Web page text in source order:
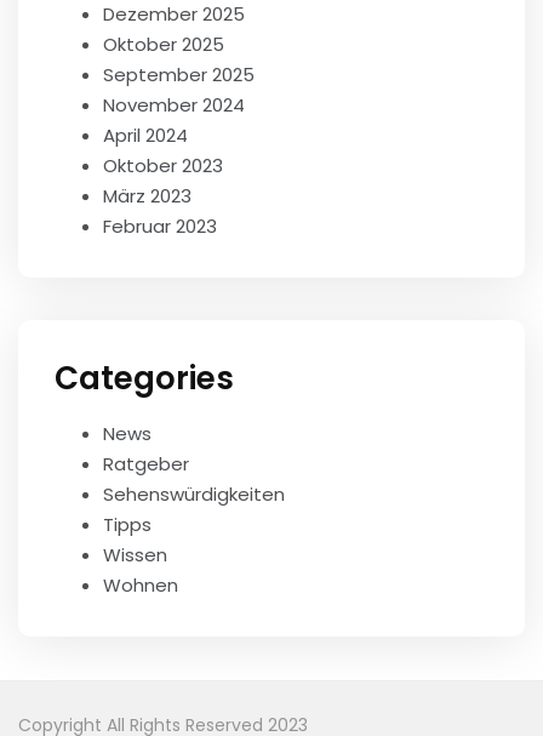
Dezember 2025
Oktober 2025
September 2025
November 2024
April 2024
Oktober 2023
März 2023
Februar 2023
Categories
News
Ratgeber
Sehenswürdigkeiten
Tipps
Wissen
Wohnen
Copyright All Rights Reserved 2023